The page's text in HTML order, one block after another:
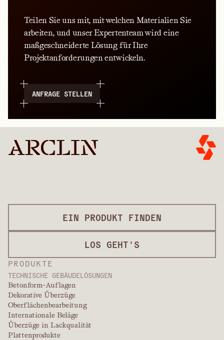
Teilen Sie uns mit, mit welchen Materialien Sie
arbeiten, und unser Expertenteam wird eine
maßgeschneiderte Lösung für Ihre
Projektanforderungen entwickeln.
ANFRAGE STELLEN
PRODUKTE
TECHNISCHE GEBÄUDELÖSUNGEN
Betonform-Auflagen
Dekorative Überzüge
Oberflächenbearbeitung
Internationale Beläge
Überzüge in Lackqualität
Plattenprodukte
EIN PRODUKT FINDEN
LOS GEHT'S